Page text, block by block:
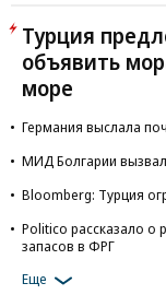
Турция
объявить
море
Германия выслала
МИД Болгарии
Bloomberg: Турция
Politico рассказало о
запасов в ФРГ
Еще